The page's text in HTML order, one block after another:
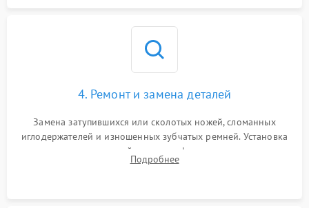
4. Ремонт и замена деталей
Замена затупившихся или сколотых ножей, сломанных
иглодержателей и изношенных зубчатых ремней. Установка
новых петлителей взамен деформированных.
Восстановление контактов в педали и цепях
Подробнее